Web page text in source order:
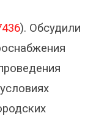
). Обсудили